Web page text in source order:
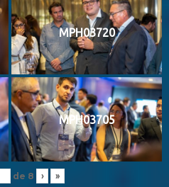
MPH03720
MPH03705
de 8 › »